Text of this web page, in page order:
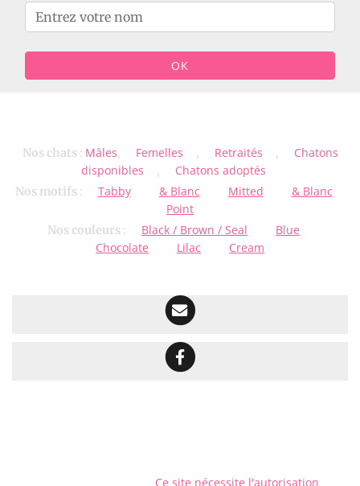
OK
Nos chats: Mâles, Femelles , Retraités ,
Chatons
disponibles
, Chatons adoptés
Nos motifs: Tabby & Blanc Mitted
& Blanc
Point
Nos couleurs : Black / Brown / Seal
Blue
Chocolate
Lilac Cream
Ce site nécessite l'autorisation